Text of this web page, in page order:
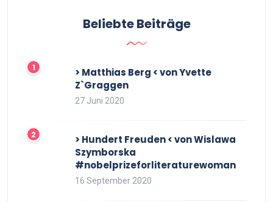
Beliebte Beiträge
> Matthias Berg < von Yvette
Z`Graggen
27 Juni 2020
> Hundert Freuden < von Wislawa
Szymborska
#nobelprizeforliteraturewoman
16 September 2020